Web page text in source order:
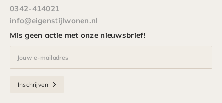
0342-414021
info@eigenstijlwonen.nl
Mis geen actie met onze nieuwsbrief!
Jouw e-mailadres
Inschrijven